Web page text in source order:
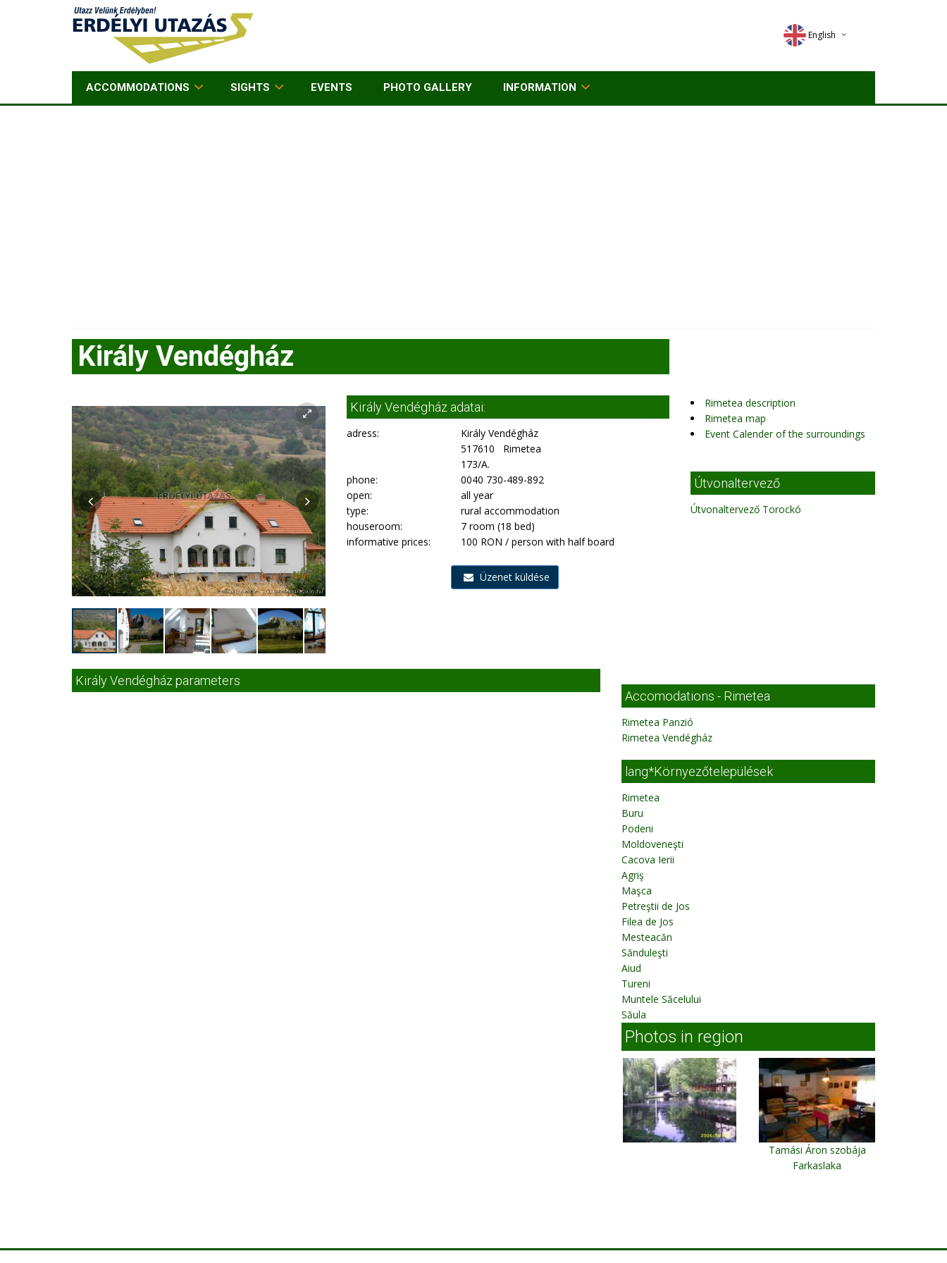
English
Deutsch
ACCOMMODATIONS SIGHTS EVENTS PHOTO GALLERY INFORMATION
Király Vendégház
Király Vendégház adatai:
adress:
Király Vendégház
517610 Rimetea
173/A.
phone:
0040 730-489-892
open:
all year
type:
rural accommodation
houseroom:
7 room (18 bed)
informative prices:
100 RON / person with half board
Üzenet küldése
Rimetea description
Rimetea map
Event Calender of the surroundings
Útvonaltervező
Útvonaltervező Torockó
Király Vendégház parameters
Accomodations - Rimetea
Rimetea Panzió
Rimetea Vendégház
lang*Környezőtelepülések
Rimetea
Buru
Podeni
Moldoveneşti
Cacova Ierii
Agriş
Maşca
Petreştii de Jos
Filea de Jos
Mesteacăn
Sănduleşti
Aiud
Tureni
Muntele Săcelului
Săula
Photos in region
Tamási Áron szobája
Farkaslaka